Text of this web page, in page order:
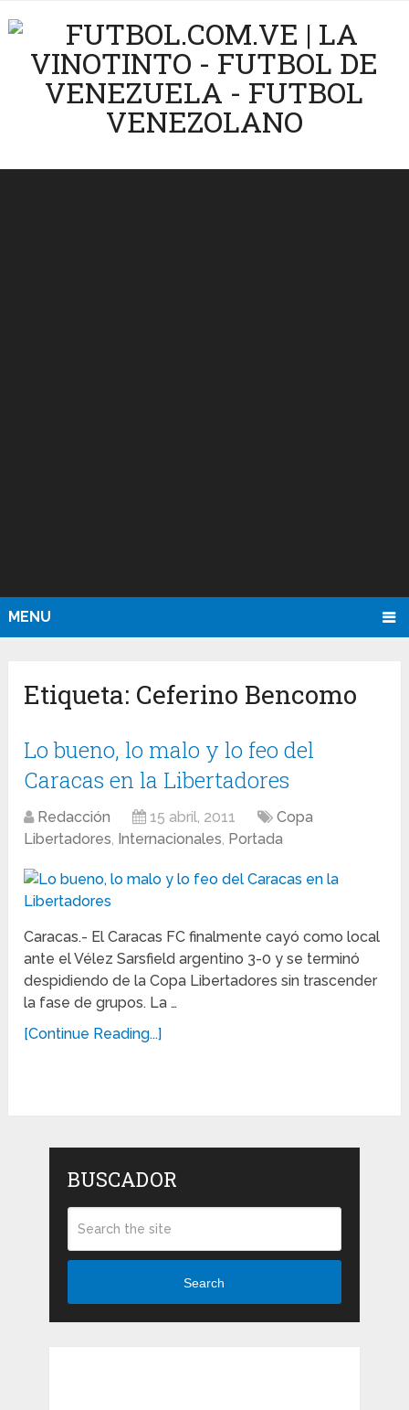
MENU
Etiqueta: Ceferino Bencomo
Lo bueno, lo malo y lo feo del
Caracas en la Libertadores
Redacción 15 abril, 2011
Copa
Libertadores, Internacionales, Portada
Caracas.- El Caracas FC finalmente cayó como local
ante el Vélez Sarsfield argentino 3-0 y se terminó
despidiendo de la Copa Libertadores sin trascender
la fase de grupos. La …
[Continue Reading...]
BUSCADOR
Search